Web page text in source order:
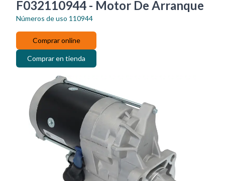
F032110944 - Motor De Arranque
Números de uso 110944
Comprar online
Comprar en tienda